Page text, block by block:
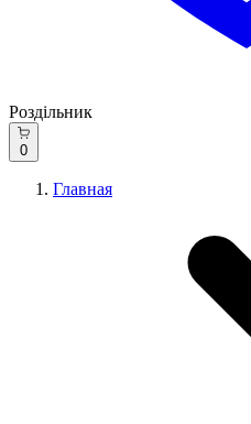
Роздільник
0
Главная